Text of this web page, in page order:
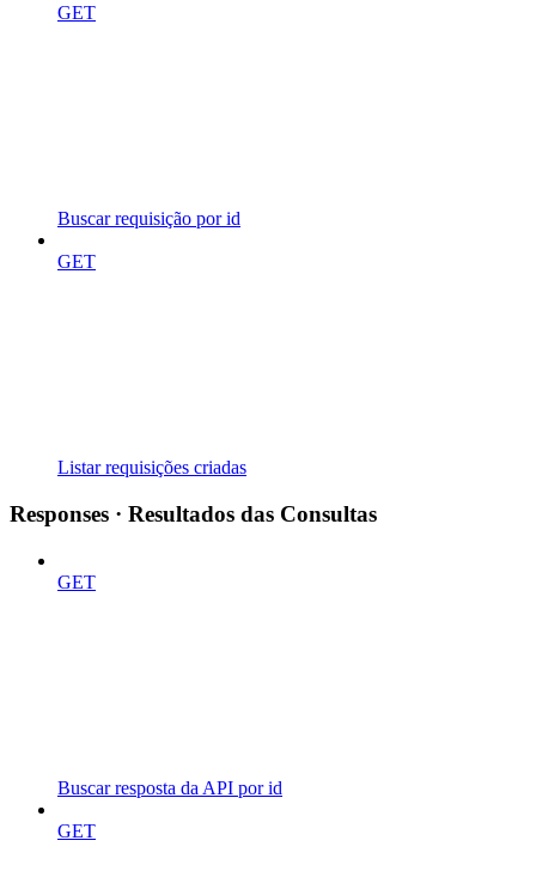
GET
Buscar requisição por id
GET
Listar requisições criadas
Responses · Resultados das Consultas
GET
Buscar resposta da API por id
GET